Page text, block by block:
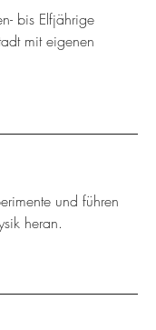
bis Elfjährige
mit eigenen
und führen
heran.